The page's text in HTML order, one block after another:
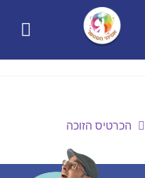
הכרטיס הזוכה